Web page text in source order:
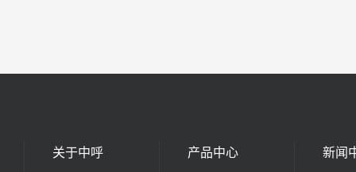
关于中呼 产品中心 新闻